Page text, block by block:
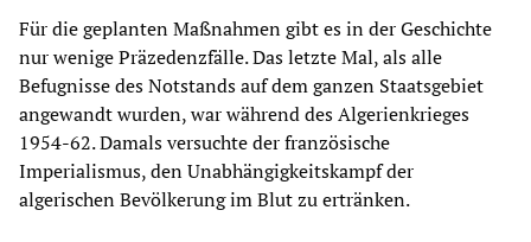
Für die geplanten Maßnahmen gibt es in der Geschichte
nur wenige Präzedenzfälle. Das letzte Mal, als alle
Befugnisse des Notstands auf dem ganzen Staatsgebiet
angewandt wurden, war während des Algerienkrieges
1954-62. Damals versuchte der französische
Imperialismus, den Unabhängigkeitskampf der
algerischen Bevölkerung im Blut zu ertränken.